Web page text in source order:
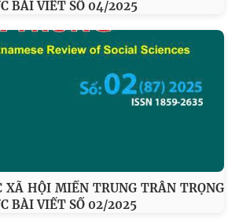
BÀI VIẾT SỐ 04/2025
XÃ HỘI MIỀN TRUNG TRÂN TRỌNG
BÀI VIẾT SỐ 02/2025